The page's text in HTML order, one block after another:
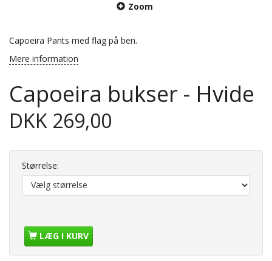
Zoom
Capoeira Pants med flag på ben.
Mere information
Capoeira bukser - Hvide
DKK 269,00
Størrelse:
LÆG I KURV